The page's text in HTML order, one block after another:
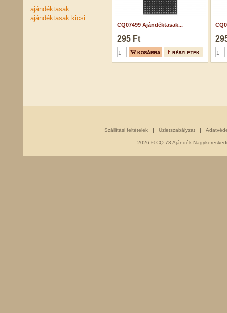
ajándéktasak
ajándéktasak kicsi
CQ07499 Ajándéktasak...
295 Ft
Szállítási feltételek Üzletszabályzat
2026 © CQ-73 Ajándék